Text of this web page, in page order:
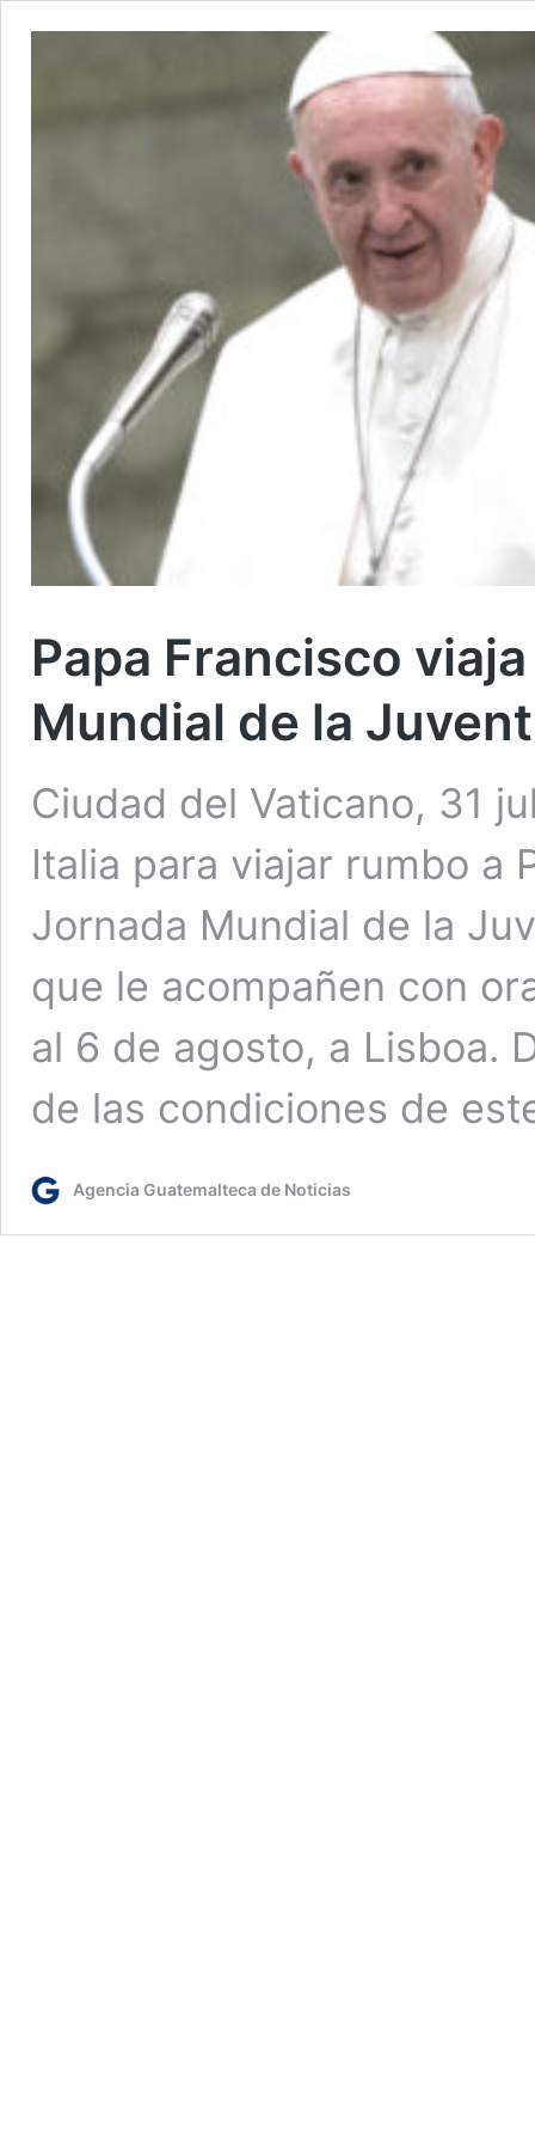
Papa Francisco
Mundial de la
Ciudad del Vaticano, 31
Italia para viajar rumbo a
Jornada Mundial de la
que le acompañen con
al 6 de agosto, a Lisboa.
de las condiciones de
Agencia Guatemalteca de Noticias